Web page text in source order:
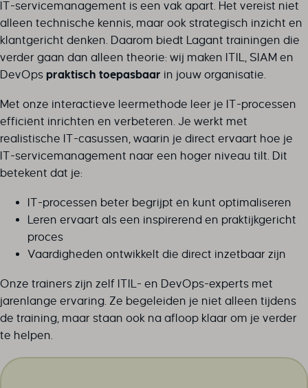
IT-servicemanagement is een vak apart. Het vereist niet
alleen technische kennis, maar ook strategisch inzicht en
klantgericht denken. Daarom biedt Lagant trainingen die
verder gaan dan alleen theorie: wij maken ITIL, SIAM en
DevOps praktisch toepasbaar in jouw organisatie.
Met onze interactieve leermethode leer je IT-processen
efficiënt inrichten en verbeteren. Je werkt met
realistische IT-casussen, waarin je direct ervaart hoe je
IT-servicemanagement naar een hoger niveau tilt. Dit
betekent dat je:
IT-processen beter begrijpt én kunt optimaliseren
Leren ervaart als een inspirerend en praktijkgericht
proces
Vaardigheden ontwikkelt die direct inzetbaar zijn
Onze trainers zijn zelf ITIL- en DevOps-experts met
jarenlange ervaring. Ze begeleiden je niet alleen tijdens
de training, maar staan ook na afloop klaar om je verder
te helpen.